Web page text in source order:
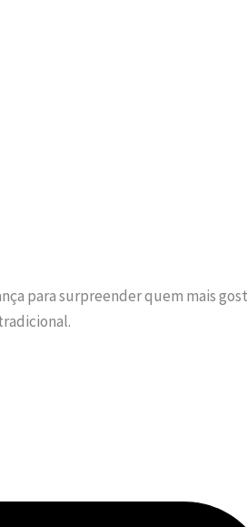
para surpreender quem mais